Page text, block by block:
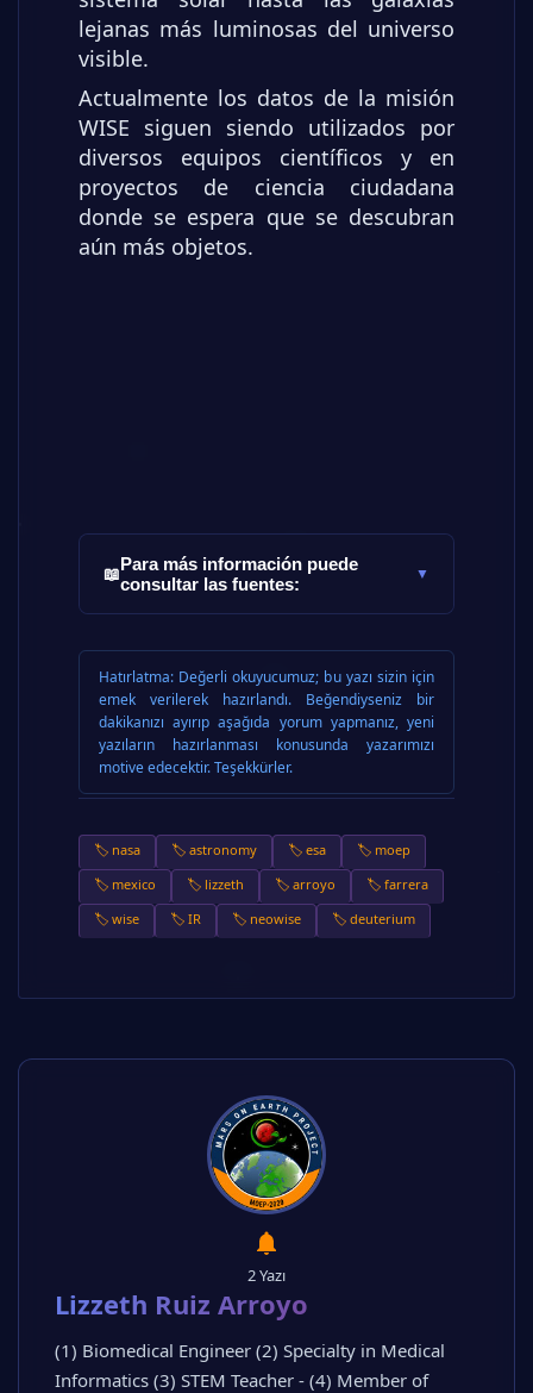
lejanas más luminosas del universo
visible.
Actualmente los datos de la misión
WISE siguen siendo utilizados por
diversos equipos científicos y en
proyectos de ciencia ciudadana
donde se espera que se descubran
aún más objetos.
📖Para más información puede
consultar las fuentes:
▼
Hatırlatma: Değerli okuyucumuz; bu yazı sizin için
emek verilerek hazırlandı. Beğendiyseniz bir
dakikanızı ayırıp aşağıda yorum yapmanız, yeni
yazıların hazırlanması konusunda yazarımızı
motive edecektir. Teşekkürler.
🏷️ nasa 🏷️ astronomy 🏷️ esa
🏷️ moep
🏷️ mexico
🏷️ lizzeth 🏷️ arroyo
🏷️ farrera
🏷️ wise
🏷️ IR 🏷️ neowise 🏷️ deuterium
2 Yazı
Lizzeth Ruiz Arroyo
(1) Biomedical Engineer (2) Specialty in Medical
Informatics (3) STEM Teacher - (4) Member of